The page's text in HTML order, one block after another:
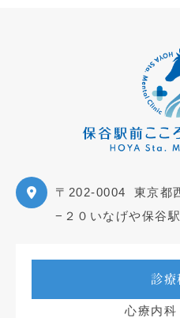
〒202-0004
東京都
−２０いなげや保谷
診療
心療内